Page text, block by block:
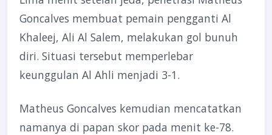
Goncalves membuat pemain pengganti Al
Khaleej, Ali Al Salem, melakukan gol bunuh
diri. Situasi tersebut memperlebar
keunggulan Al Ahli menjadi 3-1.
Matheus Goncalves kemudian mencatatkan
namanya di papan skor pada menit ke-78.